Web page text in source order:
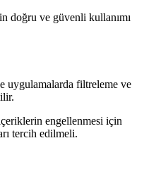
doğru ve güvenli kullanımı
uygulamalarda filtreleme ve
engellenmesi için
tercih edilmeli.